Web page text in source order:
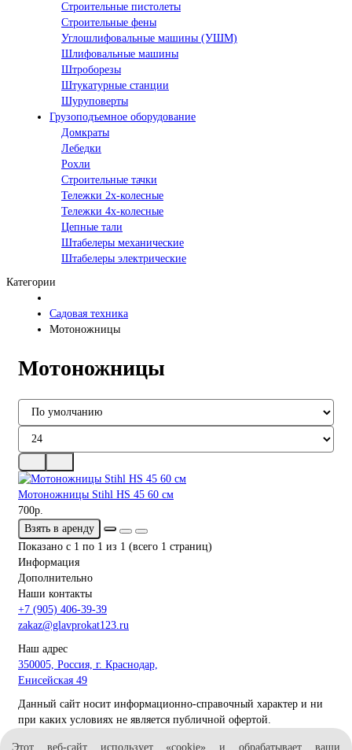
Строительные пистолеты
Строительные фены
Углошлифовальные машины (УШМ)
Шлифовальные машины
Штроборезы
Штукатурные станции
Шуруповерты
Грузоподъемное оборудование
Домкраты
Лебедки
Рохли
Строительные тачки
Тележки 2х-колесные
Тележки 4х-колесные
Цепные тали
Штабелеры механические
Штабелеры электрические
Категории
Садовая техника
Мотоножницы
Мотоножницы
Мотоножницы Stihl HS 45 60 см
700р.
Взять в аренду
Показано с 1 по 1 из 1 (всего 1 страниц)
Информация
Дополнительно
Наши контакты
+7 (905) 406-39-39
zakaz@glavprokat123.ru
Наш адрес
350005, Россия, г. Краснодар,
Енисейская 49
Данный сайт носит информационно-справочный характер и ни
при каких условиях не является публичной офертой.
2026 © ИП Демидов М.В.
Этот веб-сайт использует «cookie» и обрабатывает ваши